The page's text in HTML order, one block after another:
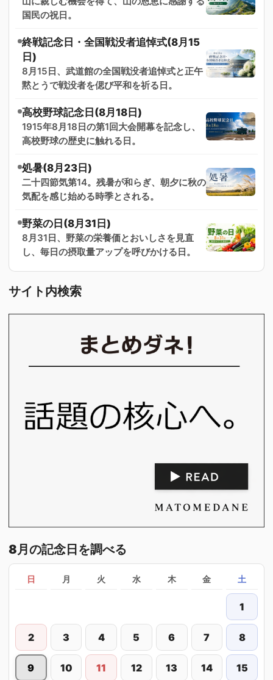
国民の祝日。
終戦記念日・全国戦没者追悼式(8月15
日)
8月15日、武道館の全国戦没者追悼式と正午
黙とうで戦没者を偲び平和を祈る日。
高校野球記念日(8月18日)
1915年8月18日の第1回大会開幕を記念し、
高校野球の歴史に触れる日。
処暑(8月23日)
二十四節気第14。残暑が和らぎ、朝夕に秋の
気配を感じ始める時季とされる。
野菜の日(8月31日)
8月31日、野菜の栄養価とおいしさを見直
し、毎日の摂取量アップを呼びかける日。
サイト内検索
8月の記念日を調べる
日 月 火 水 木 金 土
1
2 3 4 5 6 7 8
9 10 11 12 13 14 15